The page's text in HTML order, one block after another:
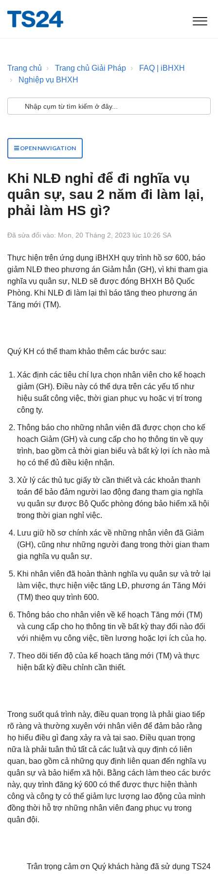
Trang chủ Trang chủ Giải Pháp
FAQ | iBHXH
Nghiệp vụ BHXH
OPEN NAVIGATION
Khi NLĐ nghỉ để đi nghĩa vụ
quân sự, sau 2 năm đi làm lại,
phải làm HS gì?
Đã sửa đổi vào: Mon, 20 Tháng 2, 2023 lúc 10:26 SA
Thực hiện trên ứng dụng iBHXH quy trình hồ sơ 600, báo
giảm NLĐ theo phương án Giảm hẳn (GH), vì khi tham gia
nghĩa vụ quân sự, NLĐ sẽ được đóng BHXH Bộ Quốc
Phòng. Khi NLĐ đi làm lại thì báo tăng theo phương án
Tăng mới (TM).
Quý KH có thể tham khảo thêm các bước sau:
Xác định các tiêu chí lựa chọn nhân viên cho kế hoạch
giảm (GH). Điều này có thể dựa trên các yếu tố như
hiệu suất công việc, thời gian phục vụ hoặc vị trí trong
công ty.
Thông báo cho những nhân viên đã được chọn cho kế
hoạch Giảm (GH) và cung cấp cho họ thông tin về quy
trình, bao gồm cả thời gian biểu và bất kỳ lợi ích nào mà
họ có thể đủ điều kiện nhận.
Xử lý các thủ tục giấy tờ cần thiết và các khoản thanh
toán để bảo đảm người lao động đang tham gia nghĩa
vụ quân sự được Bộ Quốc phòng đóng bảo hiểm xã hội
trong thời gian nghỉ việc.
Lưu giữ hồ sơ chính xác về những nhân viên đã Giảm
(GH), cũng như những người đang trong thời gian tham
gia nghĩa vụ quân sự.
Khi nhân viên đã hoàn thành nghĩa vụ quân sự và trở lại
làm việc, thực hiện việc tăng LĐ, phương án Tăng Mới
(TM) theo quy trình 600.
Thông báo cho nhân viên về kế hoạch Tăng mới (TM)
và cung cấp cho họ thông tin về bất kỳ thay đổi nào đối
với nhiệm vụ công việc, tiền lương hoặc lợi ích của họ.
Theo dõi tiến độ của kế hoạch tăng mới (TM) và thực
hiện bất kỳ điều chỉnh cần thiết.
Trong suốt quá trình này, điều quan trọng là phải giao tiếp
rõ ràng và thường xuyên với nhân viên để đảm bảo rằng
họ hiểu điều gì đang xảy ra và tại sao. Điều quan trọng
nữa là phải tuân thủ tất cả các luật và quy định có liên
quan, bao gồm cả những quy định liên quan đến nghĩa vụ
quân sự và bảo hiểm xã hội. Bằng cách làm theo các bước
này, quy trình đăng ký 600 có thể được thực hiện thành
công và công ty có thể giảm lực lượng lao động của mình
đồng thời hỗ trợ những nhân viên đang phục vụ trong
quân đội.
Trân trọng cảm ơn Quý khách hàng đã sử dụng TS24